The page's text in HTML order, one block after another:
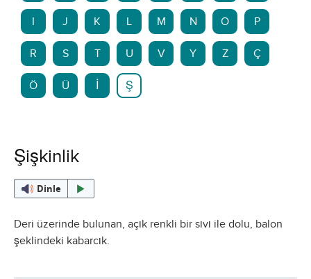
J K L M N O P
R S T U V Y Z Ç
Ö Ü Ş
Şişkinlik
Dinle
Deri üzerinde bulunan, açık renkli bir sıvı ile dolu, balon
şeklindeki kabarcık.